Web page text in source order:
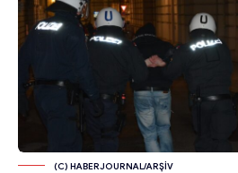
(C) HABERJOURNAL/ARŞİV